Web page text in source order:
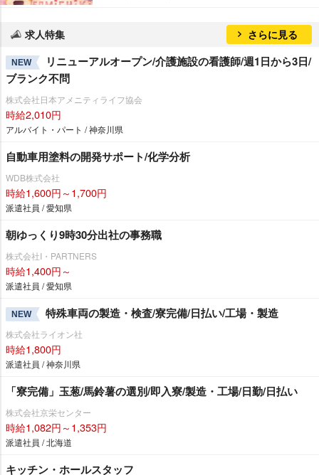
求人特集 さらに見る
NEW
リニューアルオープン/介護施設の看護師/週1日から3日/
ブランク不問
株式会社日本アメニティライフ協会
時給2,010円
アルバイト・パート / 神奈川県
自動車用塗料の開発サポート/化学分析
WDB株式会社
時給1,600円～1,700円
派遣社員 / 愛知県
朝ゆっくり9時30分出社の事務職
株式会社I・PARTNERS
時給1,400円～
派遣社員 / 愛知県
NEW 特殊車両の製造・検査/寮完備/日払い/工場・製造
株式会社ライオン社
時給1,800円
派遣社員 / 神奈川県
「寮完備」玉葱/馬鈴薯の選別/即入寮/製造・工場/日勤/日払い
株式会社京栄センター
時給1,082円～1,353円
派遣社員 / 北海道
キッチン・ホールスタッフ